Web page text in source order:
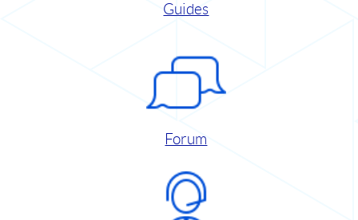
Guides
Forum